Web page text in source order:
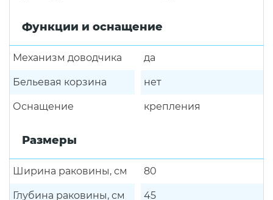
Функции и оснащение
Механизм доводчика да
Бельевая корзина нет
Оснащение крепления
Размеры
Ширина раковины, см 80
Глубина раковины, см 45